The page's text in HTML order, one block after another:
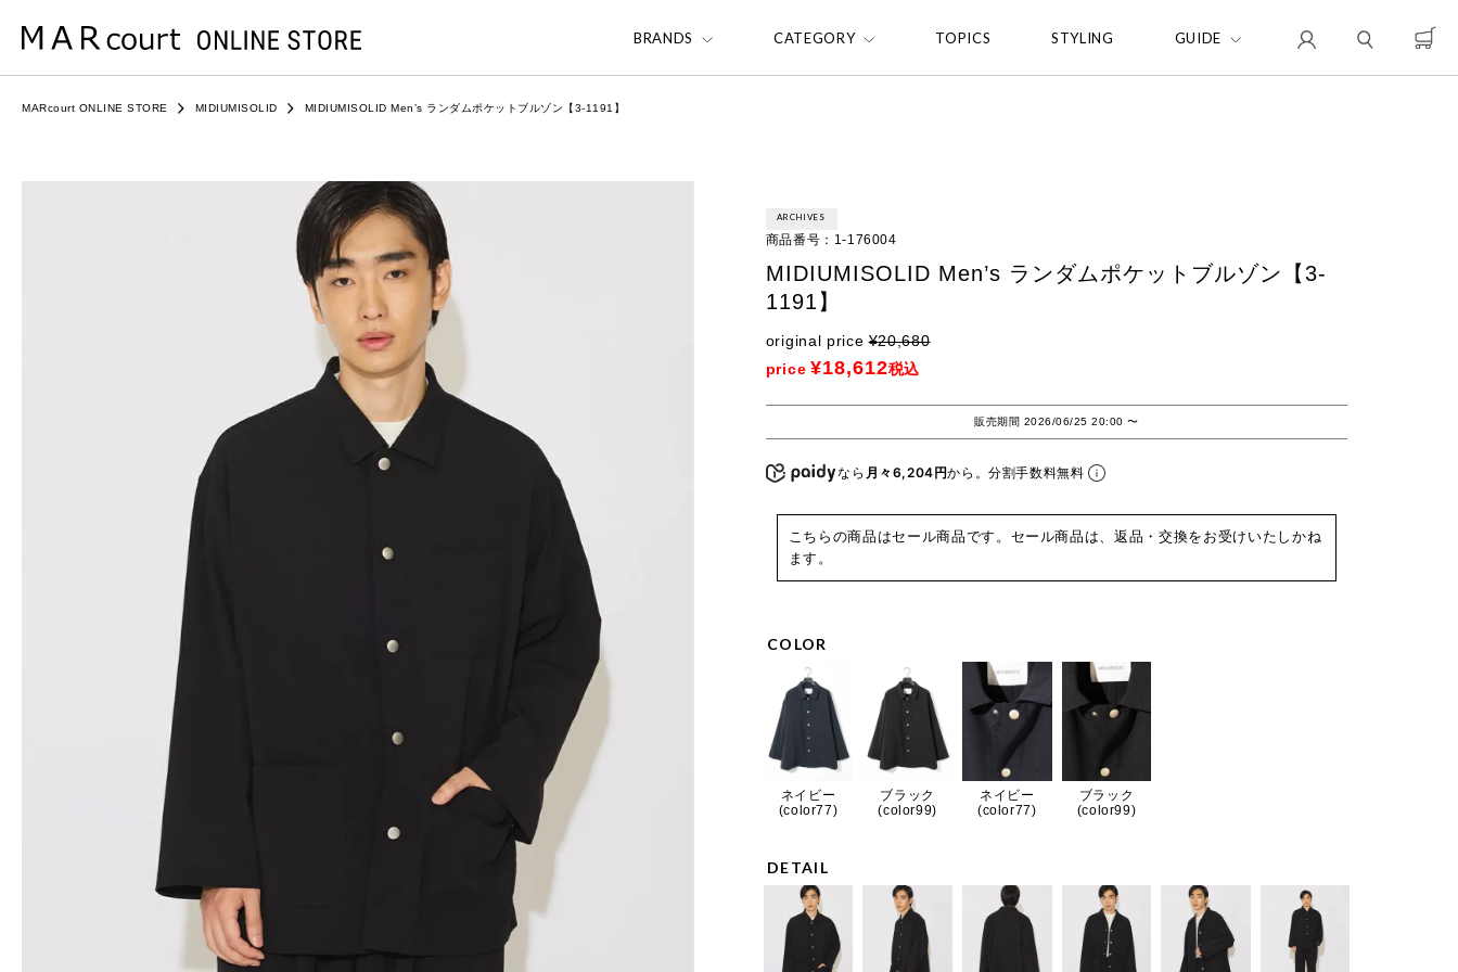
BRANDS CATEGORY TOPICS STYLING GUIDE
MARcourt ONLINE STORE MIDIUMISOLID MIDIUMISOLID Men’s ランダムポケットブルゾン【3-1191】
COLOR
ネイビー
(color77)
ブラック
(color99)
ネイビー
(color77)
ブラック
(color99)
DETAIL
ARCHIVES
商品番号 1-176004
MIDIUMISOLID Men’s ランダムポケットブルゾン【3-
1191】
original price ¥20,680
price ¥18,612税込
販売期間 2026/06/25 20:00〜
なら 月々6,204円から。分割手数料無料
こちらの商品はセール商品です。セール商品は、返品・交換をお受けいたしかね
ます。